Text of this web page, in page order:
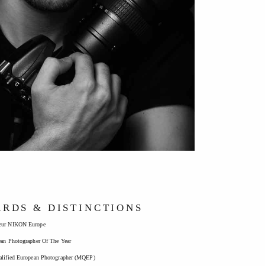
& DISTINCTIONS
NIKON Europe
Photographer Of The Year
European Photographer (MQEP)